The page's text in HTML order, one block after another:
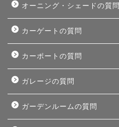
オーニング・シェードの質問
カーゲートの質問
カーポートの質問
ガレージの質問
ガーデンルームの質問